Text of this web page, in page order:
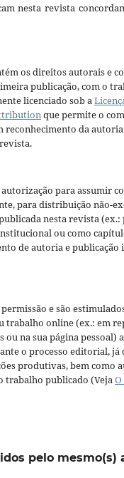
nesta revista
os direitos autorais e
publicação, com o
licenciado sob a
que permite o
reconhecimento da
para assumir
para distribuição não-
nesta revista (ex.:
ou como
de autoria e publicação
e são
trabalho online (ex.: em
ou na sua página pessoal)
o processo editorial, já
produtivas, bem como
trabalho publicado (Veja
pelo mesmo(s)